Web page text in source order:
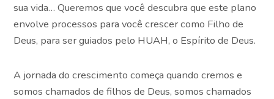
sua vida… Queremos que você descubra que este plano
envolve processos para você crescer como Filho de
Deus, para ser guiados pelo HUAH, o Espírito de Deus.
A jornada do crescimento começa quando cremos e
somos chamados de filhos de Deus, somos chamados